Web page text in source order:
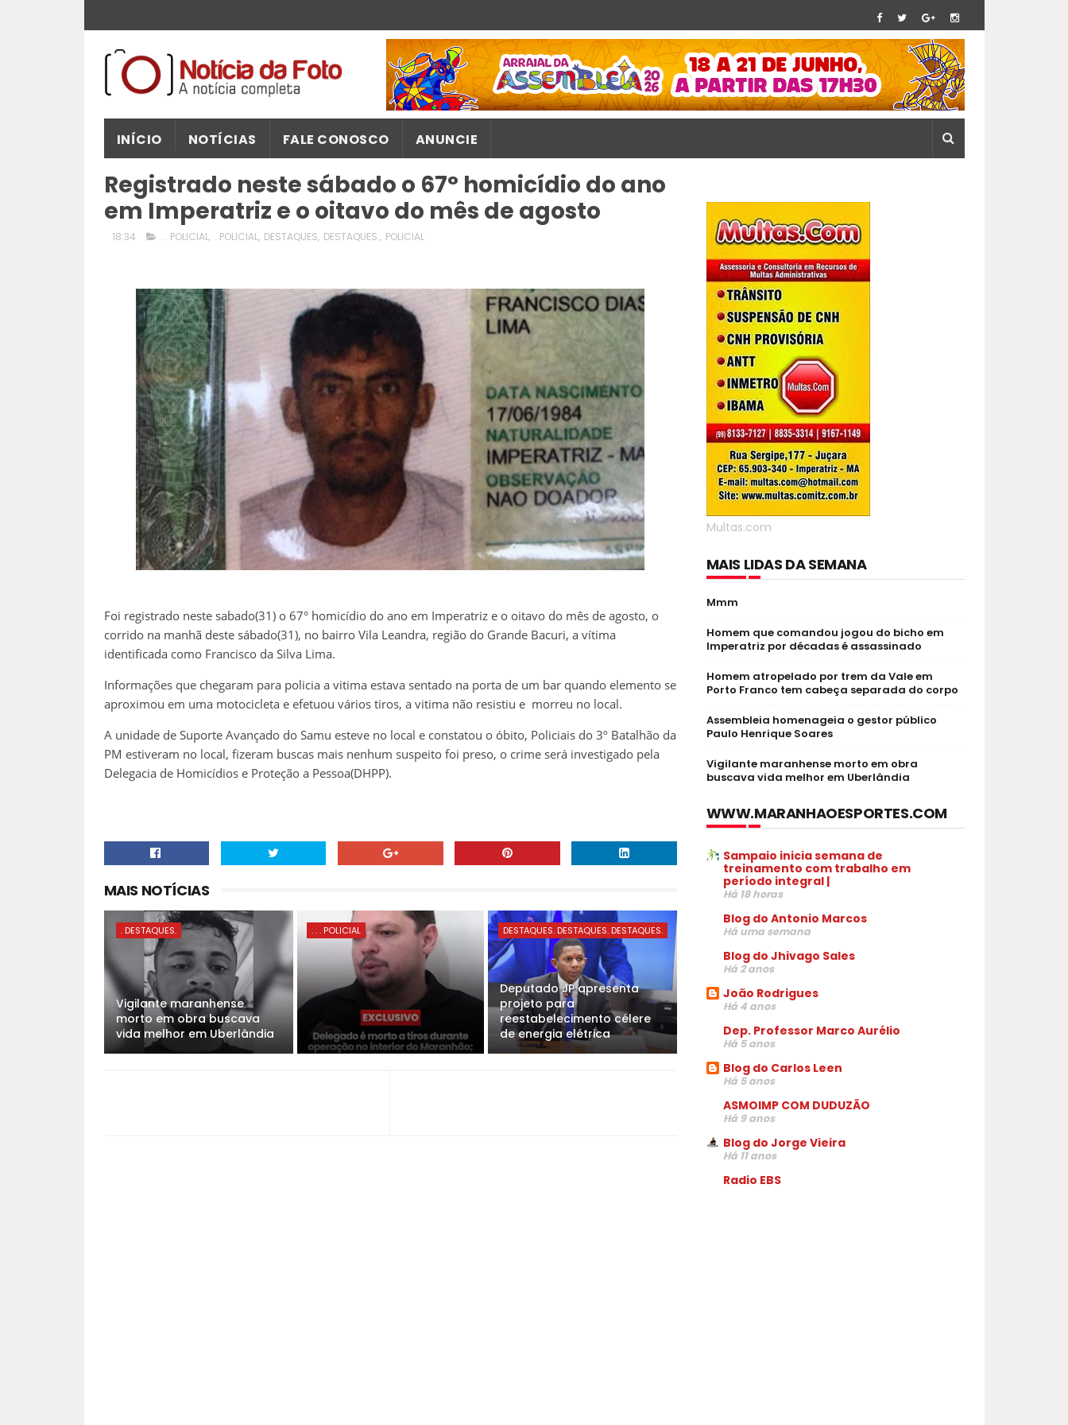
INÍCIO NOTÍCIAS FALE CONOSCO ANUNCIE
Registrado neste sábado o 67° homicídio do ano
em Imperatriz e o oitavo do mês de agosto
18:34 . . POLICIAL, . POLICIAL, DESTAQUES, DESTAQUES., POLICIAL
Foi registrado neste sabado(31) o 67° homicídio do ano em Imperatriz e o oitavo do mês de agosto, o
corrido na manhã deste sábado(31), no bairro Vila Leandra, região do Grande Bacuri, a vítima
identificada como Francisco da Silva Lima.
Informações que chegaram para policia a vitima estava sentado na porta de um bar quando elemento se
aproximou em uma motocicleta e efetuou vários tiros, a vitima não resistiu e morreu no local.
A unidade de Suporte Avançado do Samu esteve no local e constatou o óbito, Policiais do 3º Batalhão da
PM estiveram no local, fizeram buscas mais nenhum suspeito foi preso, o crime será investigado pela
Delegacia de Homicídios e Proteção a Pessoa(DHPP).
MAIS NOTÍCIAS
. DESTAQUES.
Vigilante maranhense
morto em obra buscava
vida melhor em Uberlândia
. . . POLICIAL DESTAQUES. DESTAQUES. DESTAQUES.
Deputado JP apresenta
projeto para
reestabelecimento célere
de energia elétrica
Multas.com
MAIS LIDAS DA SEMANA
Mmm
Homem que comandou jogou do bicho em
Imperatriz por décadas é assassinado
Homem atropelado por trem da Vale em
Porto Franco tem cabeça separada do corpo
Assembleia homenageia o gestor público
Paulo Henrique Soares
Vigilante maranhense morto em obra
buscava vida melhor em Uberlândia
WWW.MARANHAOESPORTES.COM
Sampaio inicia semana de
treinamento com trabalho em
período integral |
Há 18 horas
Blog do Antonio Marcos
Há uma semana
Blog do Jhivago Sales
Há 2 anos
João Rodrigues
Há 4 anos
Dep. Professor Marco Aurélio
Há 5 anos
Blog do Carlos Leen
Há 5 anos
ASMOIMP COM DUDUZÃO
Há 9 anos
Blog do Jorge Vieira
Há 11 anos
Radio EBS